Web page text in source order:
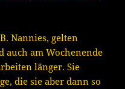
Nannies, gelten
auch am Wochenende
länger. Sie
die sie aber dann so